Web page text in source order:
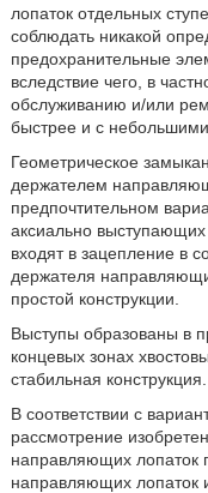
лопаток отдельных
соблюдать никакой
предохранительные
вследствие чего, в
обслуживанию и/или
быстрее и с небольшими
Геометрическое
держателем
предпочтительном
аксиально выступающих
входят в зацепление в
держателя
простой конструкции.
Выступы образованы в
концевых зонах
стабильная конструкция.
В соответствии с
рассмотрение
направляющих лопаток
направляющих лопаток